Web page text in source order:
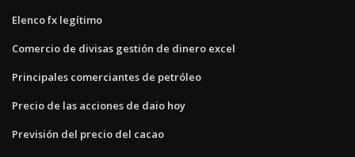
Elenco fx legítimo
Comercio de divisas gestión de dinero excel
Principales comerciantes de petróleo
Precio de las acciones de daio hoy
Previsión del precio del cacao